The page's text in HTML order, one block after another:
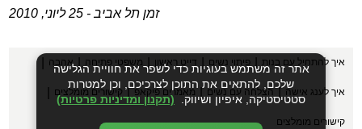
זמן תל אביב - 25 ליוני, 2010
איך להתחיל עם בנות פיתוי נשים דייט ראשון משפטי פתיחה אהבה
איך לענג אישה | הצלחה עם נשים | מאמרים פיקאפ | קישורים מומלצים
קישורים מומלצים
אתר זה משתמש בעוגיות כדי לשפר את חוויית הגלישה
שלכם, להתאים את התוכן לצרכיכם, וכן למטרות
סטטיסטיקה, איפיון ושיווק. (תקנון ומדיניות פרטיות)